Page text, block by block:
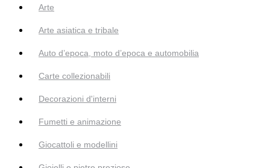
Arte
Arte asiatica e tribale
Auto d’epoca, moto d’epoca e automobilia
Carte collezionabili
Decorazioni d'interni
Fumetti e animazione
Giocattoli e modellini